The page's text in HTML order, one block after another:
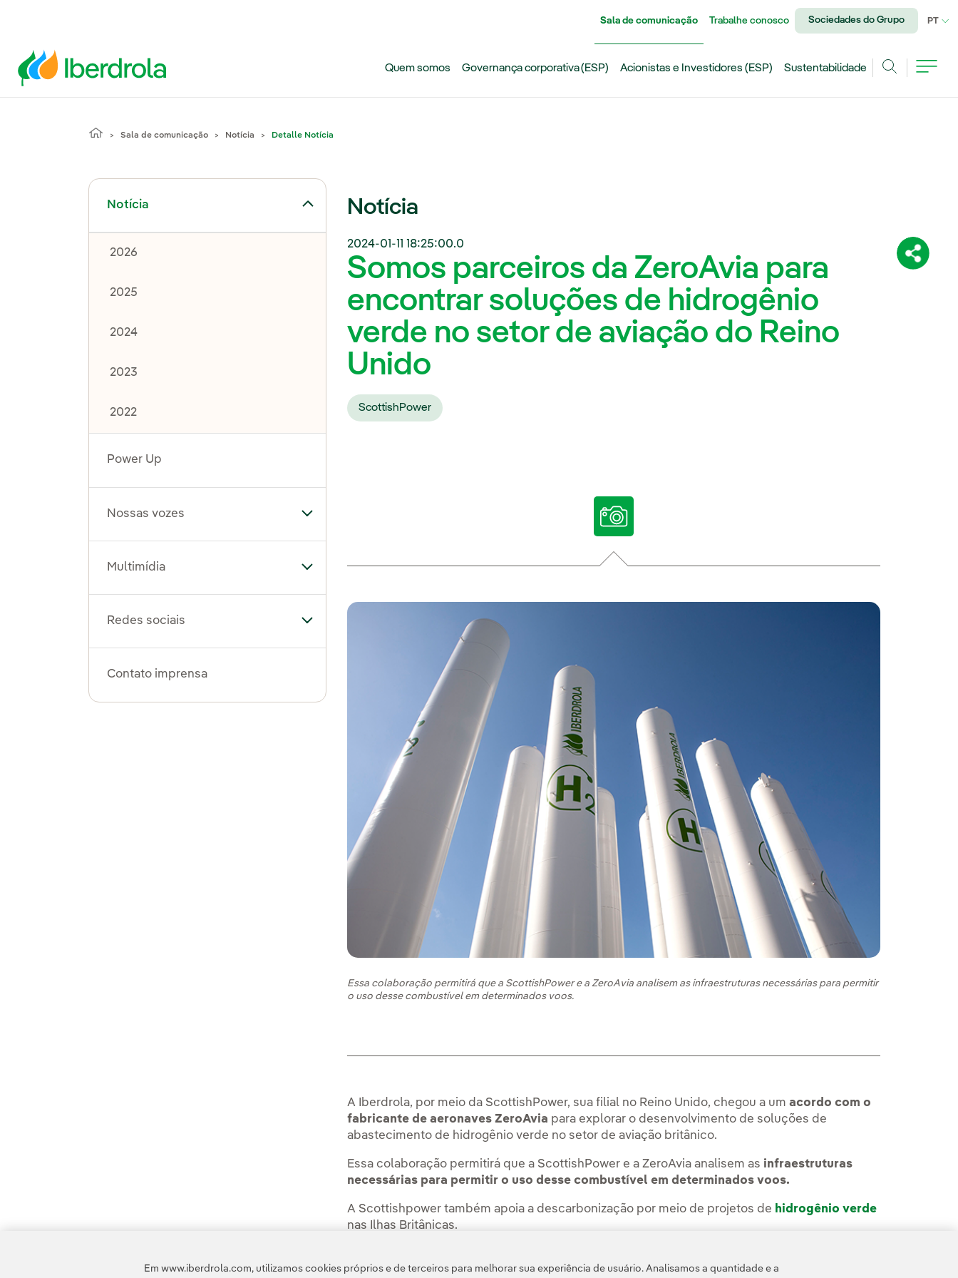
Sala de comunicação Trabalhe conosco Sociedades do Grupo PT
Quem somos Governança corporativa (ESP) Acionistas e Investidores (ESP)
Sustentabilidade
Sala de comunicação Notícia Detalle Notícia
Notícia
Alternar submenu de Notícia
2026
2025
2024
2023
2022
Power Up
Nossas vozes Alternar submenu de Nossas vozes
Multimídia Alternar submenu de Multimídia
Redes sociais Alternar submenu de Redes sociais
Contato imprensa
Notícia
2024-01-11 18:25:00.0
Somos parceiros da ZeroAvia para
encontrar soluções de hidrogênio
verde no setor de aviação do Reino
Unido
ScottishPower
Essa colaboração permitirá que a ScottishPower e a ZeroAvia analisem as infraestruturas necessárias para permitir
o uso desse combustível em determinados voos.
A Iberdrola, por meio da ScottishPower, sua filial no Reino Unido, chegou a umacordo com o
fabricante de aeronaves ZeroAvia para explorar o desenvolvimento de soluções de
abastecimento de hidrogênio verde no setor de aviação britânico.
Essa colaboração permitirá que a ScottishPower e a ZeroAvia analisem as infraestruturas
necessárias para permitir o uso desse combustível em determinados voos.
A Scottishpower também apoia a descarbonização por meio de projetos de hidrogênio verde
nas Ilhas Britânicas.
ScottishPower.
Em www.iberdrola.com, utilizamos cookies próprios e de terceiros para melhorar sua experiência de usuário. Analisamos a quantidade e a